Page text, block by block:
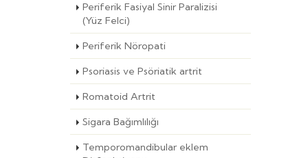
Periferik Fasiyal Sinir Paralizisi
(Yüz Felci)
Periferik Nöropati
Psoriasis ve Psöriatik artrit
Romatoid Artrit
Sigara Bağımlılığı
Temporomandibular eklem